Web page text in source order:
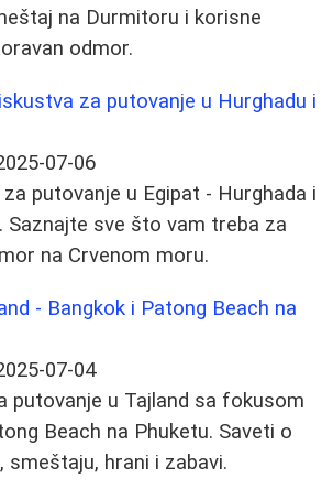
na Durmitoru i korisne
odmor.
za putovanje u Hurghadu i
07-06
putovanje u Egipat - Hurghada i
Saznajte sve što vam treba za
na Crvenom moru.
- Bangkok i Patong Beach na
07-04
putovanje u Tajland sa fokusom
Beach na Phuketu. Saveti o
smeštaju, hrani i zabavi.